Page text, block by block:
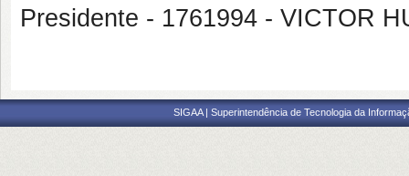
Presidente - 1761994 - VICTOR
SIGAA | Superintendência de Tecnologia da